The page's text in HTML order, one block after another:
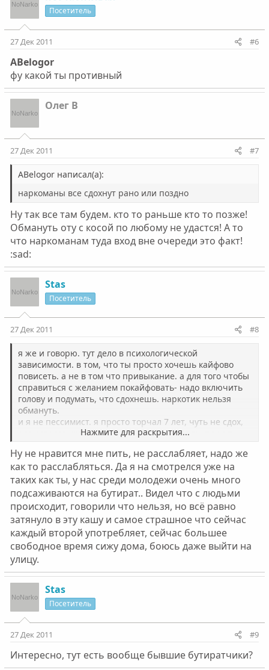
Посетитель
27 Дек 2011 #6
ABelogor
фу какой ты противный
Олег В
27 Дек 2011 #7
ABelogor написал(а):
наркоманы все сдохнут рано или поздно
Ну так все там будем. кто то раньше кто то позже!
Обмануть оту с косой по любому не удастся! А то
что наркоманам туда вход вне очереди это факт!
:sad:
Stas
Посетитель
27 Дек 2011 #8
я же и говорю. тут дело в психологической
зависимости. в том, что ты просто хочешь кайфово
повисеть. а не в том что привыкание. а для того чтобы
справиться с желанием покайфовать- надо включить
голову и подумать, что сдохнешь. наркотик нельзя
обмануть.
и я не пессимист. я просто торчал 7 лет, чуть не сдох,
еле остался жив. я как раз реалист. а вот ты по ходу
Нажмите для раскрытия...
Ну не нравится мне пить, не расслабляет, надо же
как то расслабляться. Да я на смотрелся уже на
таких как ты, у нас среди молодежи очень много
подсаживаются на бутират.. Видел что с людьми
происходит, говорили что нельзя, но всё равно
затянуло в эту кашу и самое страшное что сейчас
каждый второй употребляет, сейчас большее
свободное время сижу дома, боюсь даже выйти на
улицу.
Stas
Посетитель
27 Дек 2011 #9
Интересно, тут есть вообще бывшие бутиратчики?